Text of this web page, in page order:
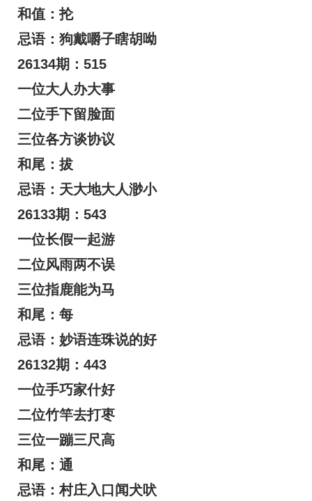
和值：抡
忌语：狗戴嚼子瞎胡呦
26134期：515
一位大人办大事
二位手下留脸面
三位各方谈协议
和尾：拔
忌语：天大地大人渺小
26133期：543
一位长假一起游
二位风雨两不误
三位指鹿能为马
和尾：每
忌语：妙语连珠说的好
26132期：443
一位手巧家什好
二位竹竿去打枣
三位一蹦三尺高
和尾：通
忌语：村庄入口闻犬吠